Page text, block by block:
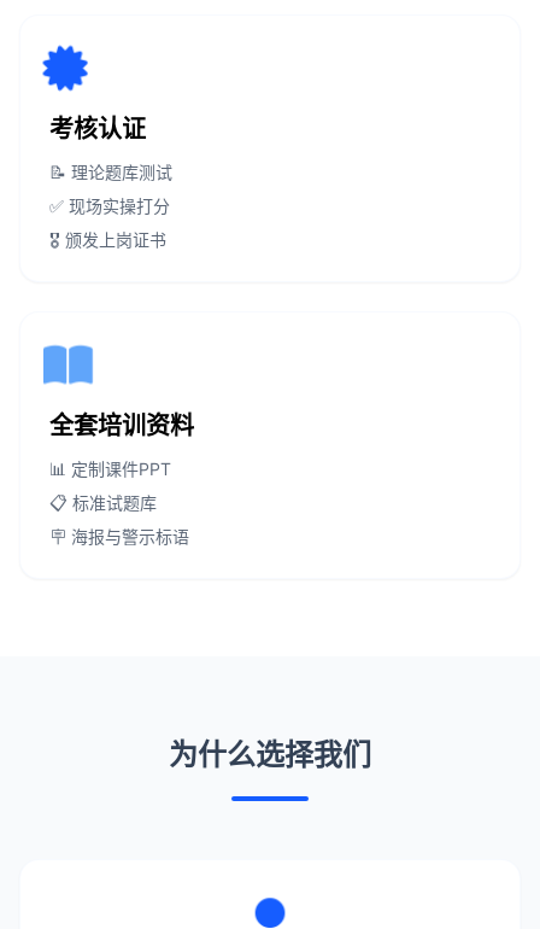
考核认证
📝 理论题库测试
✅ 现场实操打分
🎖️ 颁发上岗证书
全套培训资料
📊 定制课件PPT
📋 标准试题库
🪧 海报与警示标语
为什么选择我们